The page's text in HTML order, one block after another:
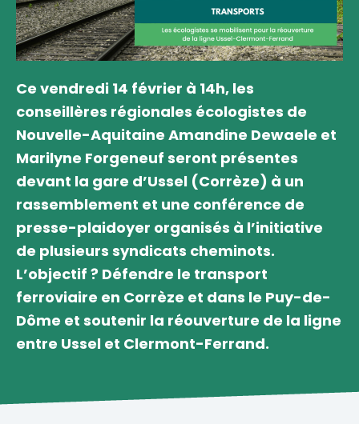
Ce vendredi 14 février à 14h, les
conseillères régionales écologistes de
Nouvelle-Aquitaine Amandine Dewaele et
Marilyne Forgeneuf seront présentes
devant la gare d’Ussel (Corrèze) à un
rassemblement et une conférence de
presse-plaidoyer organisés à l’initiative
de plusieurs syndicats cheminots.
L’objectif ? Défendre le transport
ferroviaire en Corrèze et dans le Puy-de-
Dôme et soutenir la réouverture de la ligne
entre Ussel et Clermont-Ferrand.